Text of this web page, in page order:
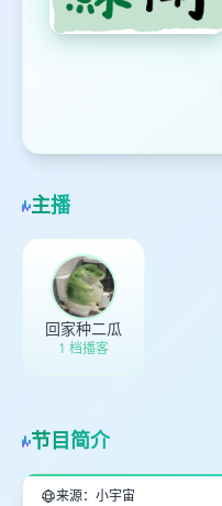
主播
回家种二瓜
1 档播客
节目简介
来源：小宇宙